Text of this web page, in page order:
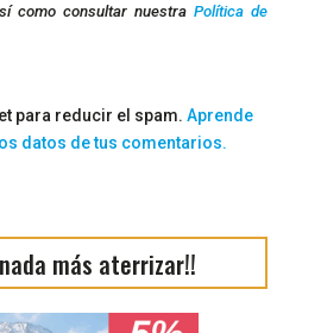
como consultar nuestraPolítica de
para reducir el spam. Aprende
datos de tus comentarios.
más aterrizar!!